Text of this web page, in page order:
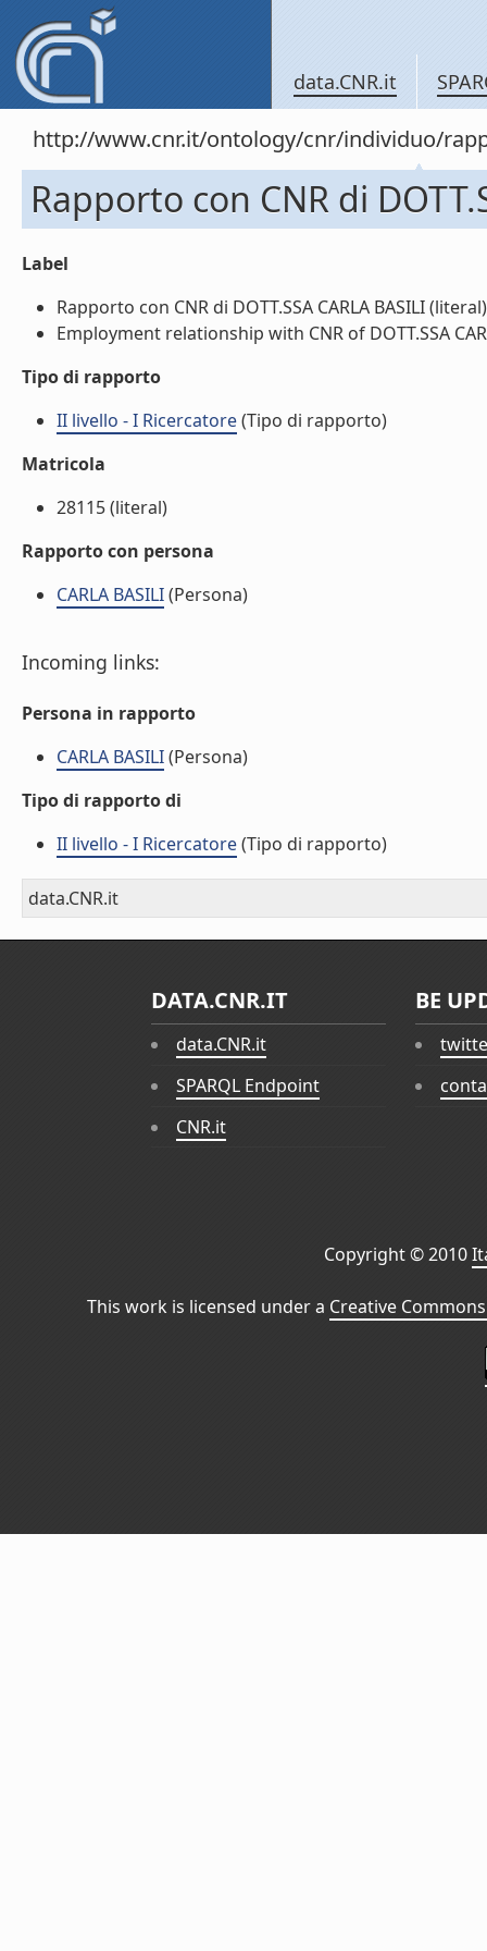
data.CNR.it
http://www.cnr.it/ontology/cnr/individuo/
Rapporto con CNR di
Label
Rapporto con CNR di DOTT.SSA CARLA BASILI (literal)
Employment relationship with CNR of DOTT.SSA
Tipo di rapporto
II livello - I Ricercatore(Tipo di rapporto)
Matricola
28115 (literal)
Rapporto con persona
CARLA BASILI(Persona)
Incoming links:
Persona in rapporto
CARLA BASILI(Persona)
Tipo di rapporto di
II livello - I Ricercatore(Tipo di rapporto)
data.CNR.it
DATA.CNR.IT
data.CNR.it
SPARQL Endpoint
CNR.it
BE
Copyright © 2010
This work is licensed under a Creative